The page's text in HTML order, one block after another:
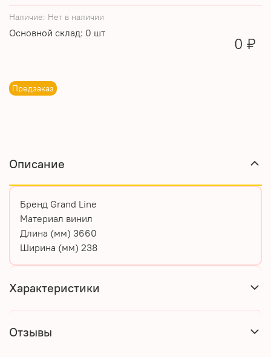
Наличие: Нет в наличии
Основной склад: 0 шт
Предзаказ
0 ₽
Описание
Бренд Grand Line
Материал винил
Длина (мм) 3660
Ширина (мм) 238
Характеристики
Отзывы